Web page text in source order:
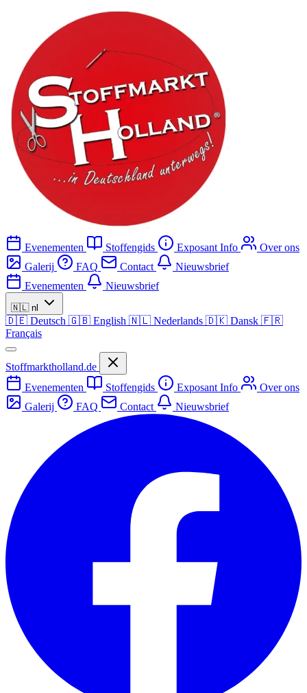
Evenementen Stoffengids Exposant Info
Over ons
Galerij
FAQ Contact
Nieuwsbrief
Evenementen
Nieuwsbrief
🇳🇱 nl
🇩🇪 Deutsch 🇬🇧 English 🇳🇱 Nederlands 🇩🇰 Dansk 🇫🇷
Français
Stoffmarktholland.de
Evenementen
Stoffengids Exposant Info
Over ons
Galerij
FAQ Contact Nieuwsbrief